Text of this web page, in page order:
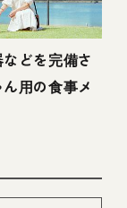
どを完備さ
用の食事メ